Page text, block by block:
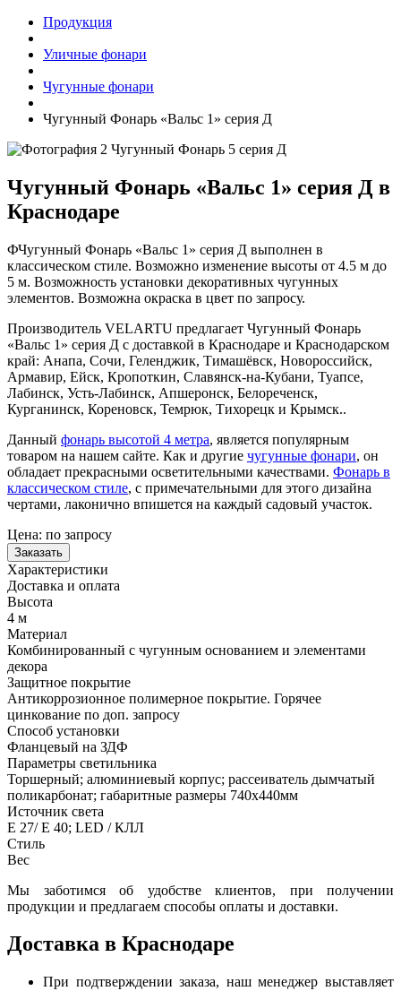
Продукция
Уличные фонари
Чугунные фонари
Чугунный Фонарь «Вальс 1» серия Д
Чугунный Фонарь «Вальс 1» серия Д в
Краснодаре
ФЧугунный Фонарь «Вальс 1» серия Д выполнен в
классическом стиле. Возможно изменение высоты от 4.5 м до
5 м. Возможность установки декоративных чугунных
элементов. Возможна окраска в цвет по запросу.
Производитель VELARTU предлагает Чугунный Фонарь
«Вальс 1» серия Д с доставкой в Краснодаре и Краснодарском
край: Анапа, Сочи, Геленджик, Тимашёвск, Новороссийск,
Армавир, Ейск, Кропоткин, Славянск-на-Кубани, Туапсе,
Лабинск, Усть-Лабинск, Апшеронск, Белореченск,
Курганинск, Кореновск, Темрюк, Тихорецк и Крымск..
Данный фонарь высотой 4 метра, является популярным
товаром на нашем сайте. Как и другие чугунные фонари, он
обладает прекрасными осветительными качествами. Фонарь в
классическом стиле, с примечательными для этого дизайна
чертами, лаконично впишется на каждый садовый участок.
Цена: по запросу
Заказать
Характеристики
Доставка и оплата
Высота
4 м
Материал
Комбинированный с чугунным основанием и элементами
декора
Защитное покрытие
Антикоррозионное полимерное покрытие. Горячее
цинкование по доп. запросу
Способ установки
Фланцевый на ЗДФ
Параметры светильника
Торшерный; алюминиевый корпус; рассеиватель дымчатый
поликарбонат; габаритные размеры 740х440мм
Источник света
Е 27/ Е 40; LED / КЛЛ
Стиль
Вес
Мы заботимся об удобстве клиентов, при получении
продукции и предлагаем способы оплаты и доставки.
Доставка в Краснодаре
При подтверждении заказа, наш менеджер выставляет